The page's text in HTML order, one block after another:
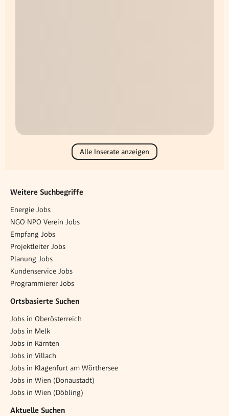
Alle Inserate anzeigen
Weitere Suchbegriffe
Energie Jobs
NGO NPO Verein Jobs
Empfang Jobs
Projektleiter Jobs
Planung Jobs
Kundenservice Jobs
Programmierer Jobs
Ortsbasierte Suchen
Jobs in Oberösterreich
Jobs in Melk
Jobs in Kärnten
Jobs in Villach
Jobs in Klagenfurt am Wörthersee
Jobs in Wien (Donaustadt)
Jobs in Wien (Döbling)
Aktuelle Suchen